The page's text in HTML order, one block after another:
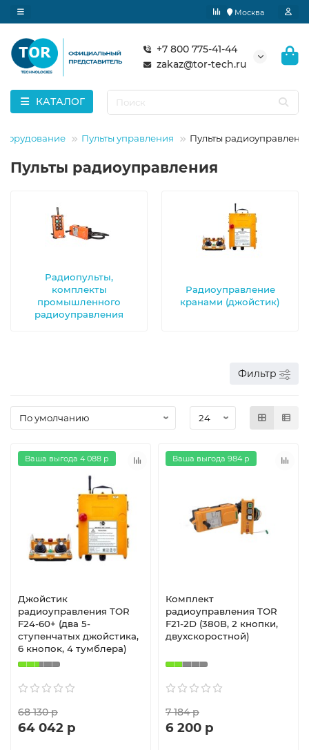
Москва
+7 800 775-41-44
zakaz@tor-tech.ru
КАТАЛОГ
Пульты управления Пульты
Пульты радиоуправления
Радиопульты,
комплекты
промышленного
радиоуправления
Радиоуправление
кранами (джойстик)
Фильтр
Ваша выгода 4 088 р
Джойстик
радиоуправления TOR
F24-60+ (два 5-
ступенчатых джойстика,
6 кнопок, 4 тумблера)
68 130 р
64 042 р
Ваша выгода 984 р
Комплект
радиоуправления TOR
F21-2D (380В, 2 кнопки,
двухскоростной)
7 184 р
6 200 р